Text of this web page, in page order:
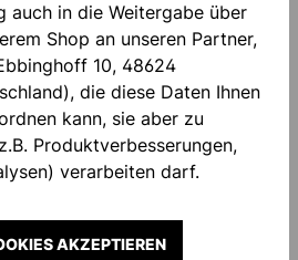
Design
Einsätze Gedruckter
Logo Seitlic…Mehr
auch in die Weitergabe über
Shop an unseren Partner,
10, 48624
die diese Daten Ihnen
kann, sie aber zu
Produktverbesserungen,
verarbeiten darf.
AKZEPTIEREN